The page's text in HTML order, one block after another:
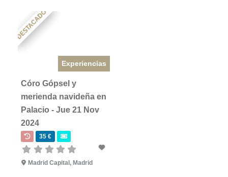
DESTACADO
Experiencias
Córo Gópsel y
merienda navideña en
Palacio - Jue 21 Nov
2024
35 €
Madrid Capital, Madrid